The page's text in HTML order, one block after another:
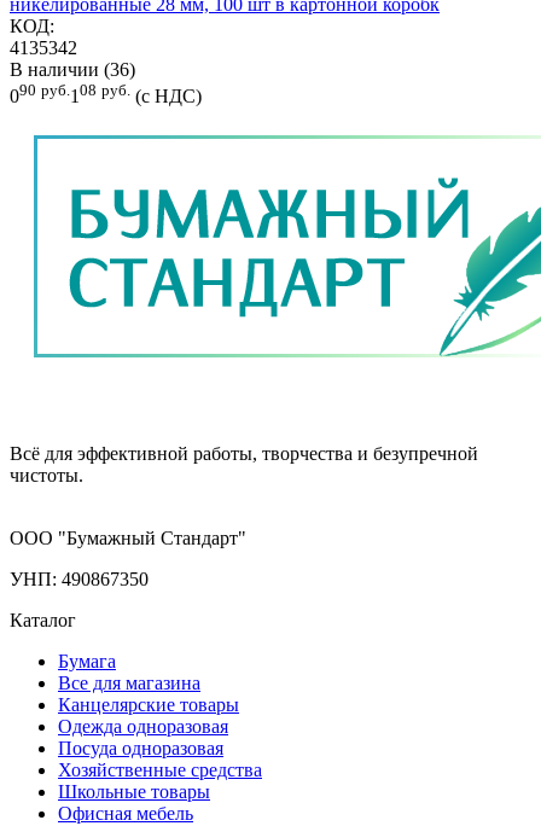
КОД:
4135342
В наличии (36)
090 руб. 1 08 руб. (с НДС)
Всё для эффективной работы, творчества и безупречной
чистоты.
ООО "Бумажный Стандарт"
УНП: 490867350
Каталог
Бумага
Все для магазина
Канцелярские товары
Одежда одноразовая
Посуда одноразовая
Хозяйственные средства
Школьные товары
Офисная мебель